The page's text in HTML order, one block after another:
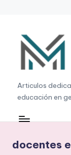
contenido
G
r
a
Articulos
educación en
docentes